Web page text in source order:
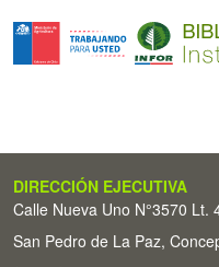
DIRECCIÓN EJECUTIVA
Calle Nueva Uno N°3570 Lt.
San Pedro de La Paz,